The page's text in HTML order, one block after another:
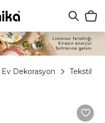
Ev Dekorasyon
Tekstil